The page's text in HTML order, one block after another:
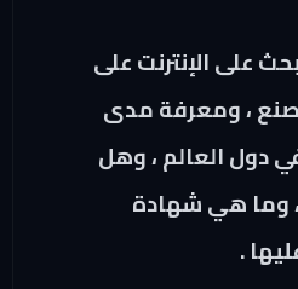
على الإنترنت على
، ومعرفة مدى
دول العالم ، وهل
، وما هي شهادة
.